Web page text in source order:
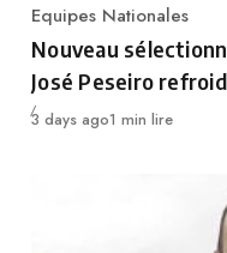
Category
Equipes Nationales
Nouveau
José Peseiro
Publié
3 days ago1 min lire